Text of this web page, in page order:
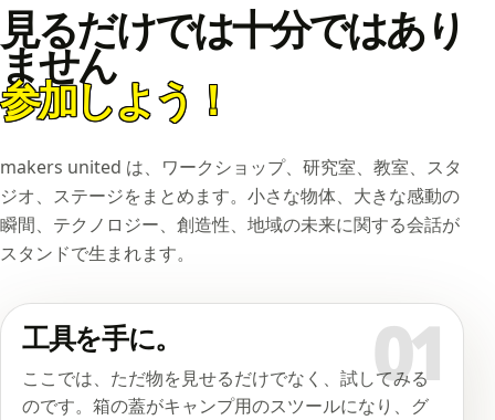
見るだけでは十分ではあり
ません
参加しよう！
makers united は、ワークショップ、研究室、教室、スタ
ジオ、ステージをまとめます。小さな物体、大きな感動の
瞬間、テクノロジー、創造性、地域の未来に関する会話が
スタンドで生まれます。
01
工具を手に。
ここでは、ただ物を見せるだけでなく、試してみる
のです。箱の蓋がキャンプ用のスツールになり、グ